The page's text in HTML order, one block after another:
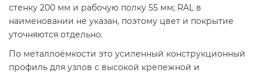
стенку 200 мм и рабочую полку 55 мм; RAL в
наименовании не указан, поэтому цвет и покрытие
уточняются отдельно.
По металлоёмкости это усиленный конструкционный
профиль для узлов с высокой крепежной и